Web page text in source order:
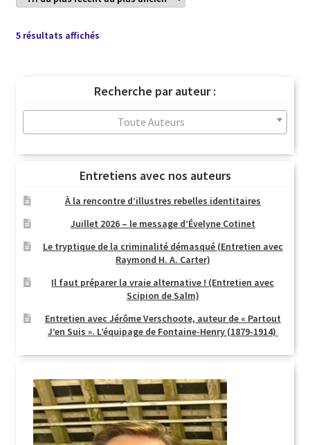
5 résultats affichésTrié
au
plus
ancien
Recherche par auteur :
Toute Auteurs
Entretiens avec nos auteurs
À la rencontre d’illustres rebelles identitaires
Juillet 2026 – le message d’Évelyne Cotinet
Le tryptique de la criminalité démasqué (Entretien avec
Raymond H. A. Carter)
Il faut préparer la vraie alternative ! (Entretien avec
Scipion de Salm)
Entretien avec Jérôme Verschoote, auteur de « Partout
J’en Suis ». L’équipage de Fontaine-Henry (1879-1914)